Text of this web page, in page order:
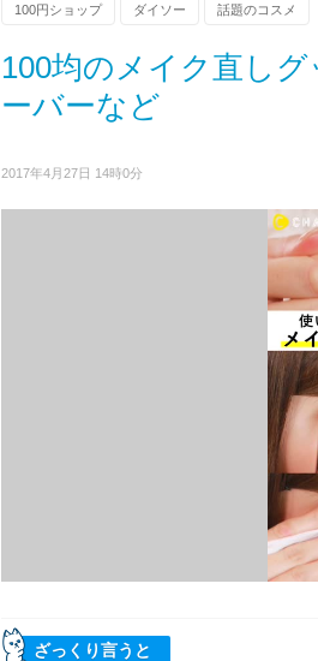
100円ショップ ダイソー 話題のコスメ
100均のメイク直し
ーバーなど
2017年4月27日 14時0分
ざっくり言うと